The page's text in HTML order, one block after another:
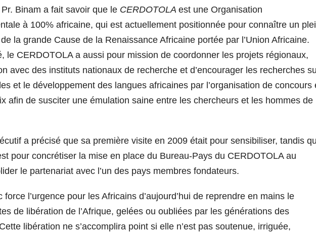
Binam a fait savoir que le CERDOTOLA est une Organisation
à 100% africaine, qui est actuellement positionnée pour connaître un
la grande Cause de la Renaissance Africaine portée par l’Union Africaine.
le CERDOTOLA a aussi pour mission de coordonner les projets régionaux,
avec des instituts nationaux de recherche et d’encourager les recherches
et le développement des langues africaines par l’organisation de concours
afin de susciter une émulation saine entre les chercheurs et les hommes de
a précisé que sa première visite en 2009 était pour sensibiliser, tandis
pour concrétiser la mise en place du Bureau-Pays du CERDOTOLA au
le partenariat avec l’un des pays membres fondateurs.
force l’urgence pour les Africains d’aujourd’hui de reprendre en mains le
de libération de l’Afrique, gelées ou oubliées par les générations des
libération ne s’accomplira point si elle n’est pas soutenue, irriguée,